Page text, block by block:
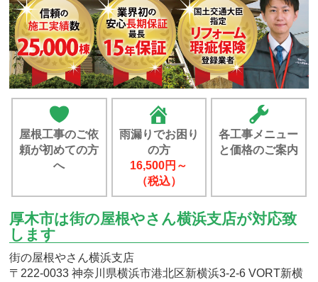
屋根工事のご依
頼が初めての方
へ
雨漏りでお困り
の方
16,500円～
（税込）
各工事メニュー
と価格のご案内
厚木市は街の屋根やさん横浜支店が対応致
します
街の屋根やさん横浜支店
〒222-0033 神奈川県横浜市港北区新横浜3-2-6 VORT新横